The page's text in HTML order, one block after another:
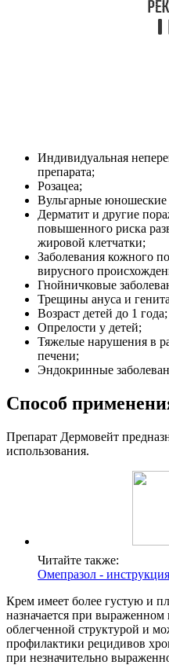
Индивидуальная
препарата;
Розацеа;
Вульгарные юношеские
Дерматит и другие
повышенного риска
жировой клетчатки;
Заболевания кожного
вирусного
Гнойничковые
Трещины ануса и
Возраст детей до 1 года;
Опрелости у детей;
Тяжелые нарушения в
печени;
Эндокринные
Способ
Препарат Дермовейт
использования.
Читайте также:
Омепразол -
Крем имеет более густую и
назначается при
облегченной структурой и
профилактики рецидивов
при незначительно